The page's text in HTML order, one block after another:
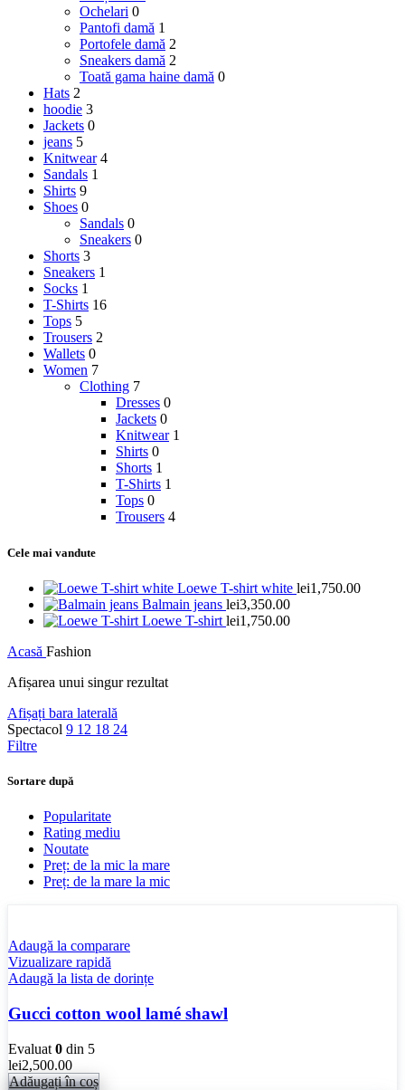
Ochelari 0
Pantofi damă 1
Portofele damă 2
Sneakers damă 2
Toată gama haine damă 0
Hats 2
hoodie 3
Jackets 0
jeans 5
Knitwear 4
Sandals 1
Shirts 9
Shoes 0
Sandals 0
Sneakers 0
Shorts 3
Sneakers 1
Socks 1
T-Shirts 16
Tops 5
Trousers 2
Wallets 0
Women 7
Clothing 7
Dresses 0
Jackets 0
Knitwear 1
Shirts 0
Shorts 1
T-Shirts 1
Tops 0
Trousers 4
Cele mai vandute
Loewe T-shirt white lei1,750.00
Balmain jeans lei3,350.00
Loewe T-shirt lei1,750.00
Acasă Fashion
Afișarea unui singur rezultat
Afișați bara laterală
Spectacol 9 12 18 24
Filtre
Sortare după
Popularitate
Rating mediu
Noutate
Preț: de la mic la mare
Preț: de la mare la mic
Adaugă la comparare
Vizualizare rapidă
Adaugă la lista de dorințe
Gucci cotton wool lamé shawl
Evaluat 0 din 5
lei2,500.00
Adăugați în coș